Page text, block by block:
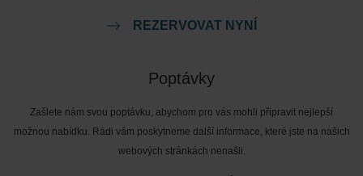
REZERVOVAT NYNÍ
Poptávky
Zašlete nám svou poptávku, abychom pro vás mohli připravit nejlepší
možnou nabídku. Rádi vám poskytneme další informace, které jste na našich
webových stránkách nenašli.